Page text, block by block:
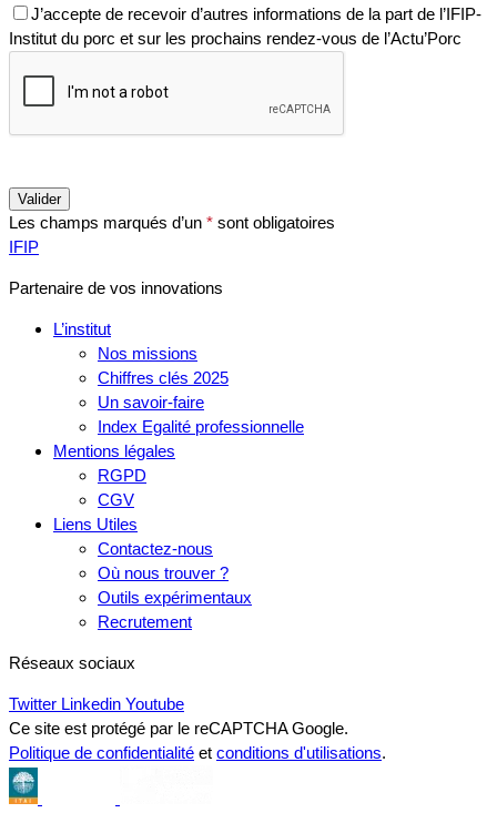
J’accepte de recevoir d’autres informations de la part de l’IFIP-
Institut du porc et sur les prochains rendez-vous de l’Actu’Porc
Valider
Les champs marqués d’un * sont obligatoires
IFIP
Partenaire de vos innovations
L’institut
Nos missions
Chiffres clés 2025
Un savoir-faire
Index Egalité professionnelle
Mentions légales
RGPD
CGV
Liens Utiles
Contactez-nous
Où nous trouver ?
Outils expérimentaux
Recrutement
Réseaux sociaux
Twitter Linkedin Youtube
Ce site est protégé par le reCAPTCHA Google.
Politique de confidentialité et conditions d'utilisations.